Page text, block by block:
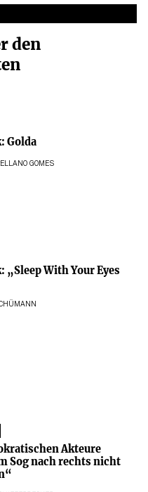
den
Golda
GOMES
With Your Eyes
Akteure
Sog nach rechts nicht